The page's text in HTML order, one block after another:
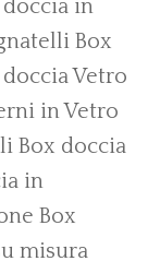
doccia in
Box
Vetro
in Vetro
Box doccia
in
Box
misura